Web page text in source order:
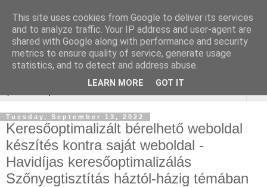
Keresőoptimalizálás :
gépjármű felmérés
Tuesday, September 13, 2022
Keresőoptimalizált bérelhető weboldal
készítés kontra saját weboldal -
Havidíjas keresőoptimalizálás
Szőnyegtisztítás háztól-házig témában
This site uses cookies from Google to deliver its services
and to analyze traffic. Your IP address and user-agent are
shared with Google along with performance and security
metrics to ensure quality of service, generate usage
statistics, and to detect and address abuse.
LEARN MORE GOT IT